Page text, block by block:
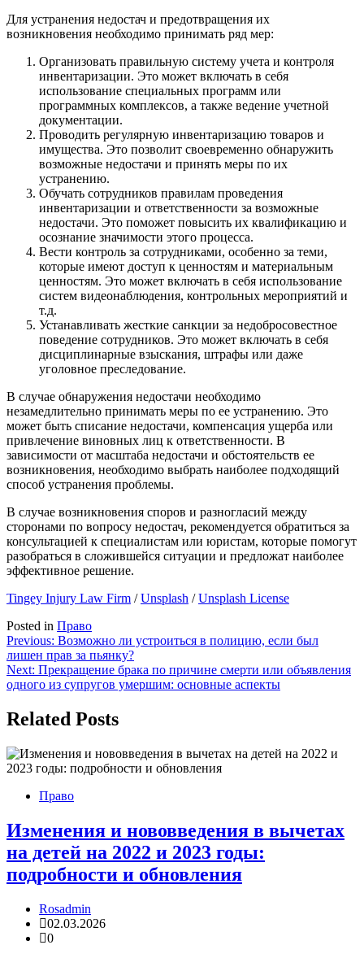
Для устранения недостач и предотвращения их
возникновения необходимо принимать ряд мер:
Организовать правильную систему учета и контроля
инвентаризации. Это может включать в себя
использование специальных программ или
программных комплексов, а также ведение учетной
документации.
Проводить регулярную инвентаризацию товаров и
имущества. Это позволит своевременно обнаружить
возможные недостачи и принять меры по их
устранению.
Обучать сотрудников правилам проведения
инвентаризации и ответственности за возможные
недостачи. Это поможет повысить их квалификацию и
осознание значимости этого процесса.
Вести контроль за сотрудниками, особенно за теми,
которые имеют доступ к ценностям и материальным
ценностям. Это может включать в себя использование
систем видеонаблюдения, контрольных мероприятий и
т.д.
Устанавливать жесткие санкции за недобросовестное
поведение сотрудников. Это может включать в себя
дисциплинарные взыскания, штрафы или даже
уголовное преследование.
В случае обнаружения недостачи необходимо
незамедлительно принимать меры по ее устранению. Это
может быть списание недостачи, компенсация ущерба или
привлечение виновных лиц к ответственности. В
зависимости от масштаба недостачи и обстоятельств ее
возникновения, необходимо выбрать наиболее подходящий
способ устранения проблемы.
В случае возникновения споров и разногласий между
сторонами по вопросу недостач, рекомендуется обратиться за
консультацией к специалистам или юристам, которые помогут
разобраться в сложившейся ситуации и предложат наиболее
эффективное решение.
Tingey Injury Law Firm /Unsplash /Unsplash License
Posted in Право
Навигация
по
записям
Previous: Возможно ли устроиться в полицию, если был
лишен прав за пьянку?
Next: Прекращение брака по причине смерти или объявления
одного из супругов умершим: основные аспекты
Related Posts
Право
Изменения и нововведения в вычетах
на детей на 2022 и 2023 годы:
подробности и обновления
Rosadmin
02.03.2026
0